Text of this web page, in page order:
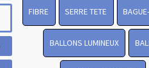
FIBRE SERRE TETE
BALLONS LUMINEUX